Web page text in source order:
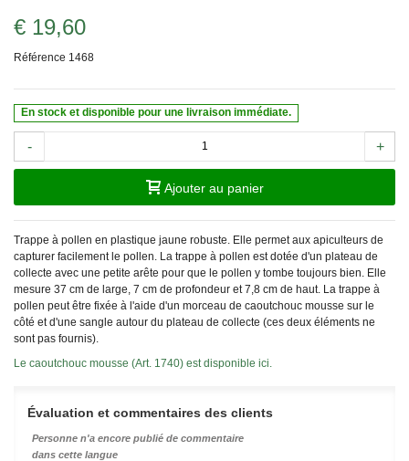
€ 19,60
Référence 1468
En stock et disponible pour une livraison immédiate.
- +
Ajouter au panier
Trappe à pollen en plastique jaune robuste. Elle permet aux apiculteurs de
capturer facilement le pollen. La trappe à pollen est dotée d'un plateau de
collecte avec une petite arête pour que le pollen y tombe toujours bien. Elle
mesure 37 cm de large, 7 cm de profondeur et 7,8 cm de haut. La trappe à
pollen peut être fixée à l'aide d'un morceau de caoutchouc mousse sur le
côté et d'une sangle autour du plateau de collecte (ces deux éléments ne
sont pas fournis).
Le caoutchouc mousse (Art. 1740) est disponible ici.
Évaluation et commentaires des clients
Personne n'a encore publié de commentaire
dans cette langue